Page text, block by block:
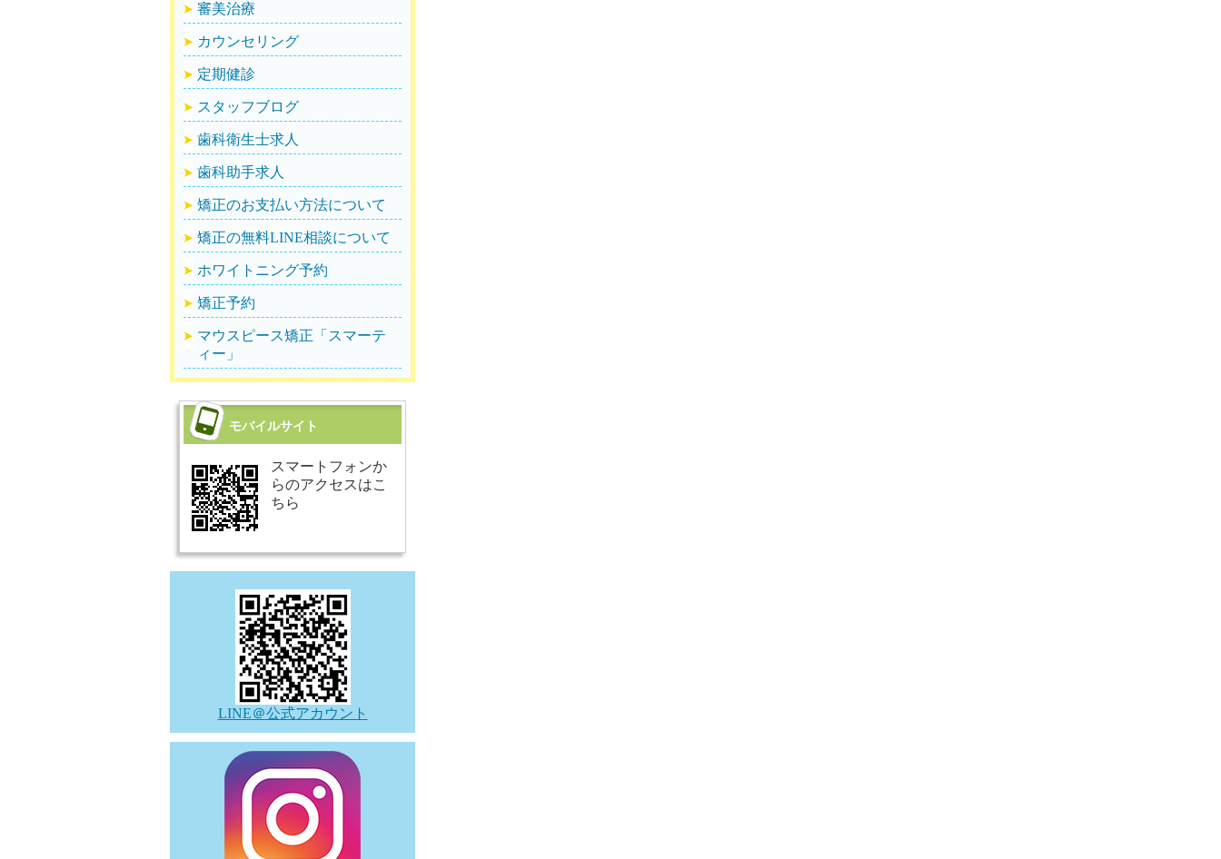
審美治療
カウンセリング
定期健診
スタッフブログ
歯科衛生士求人
歯科助手求人
矯正のお支払い方法について
矯正の無料LINE相談について
ホワイトニング予約
矯正予約
マウスピース矯正「スマーテ
ィー」
モバイルサイト
スマートフォンか
らのアクセスはこ
ちら
LINE＠公式アカウント